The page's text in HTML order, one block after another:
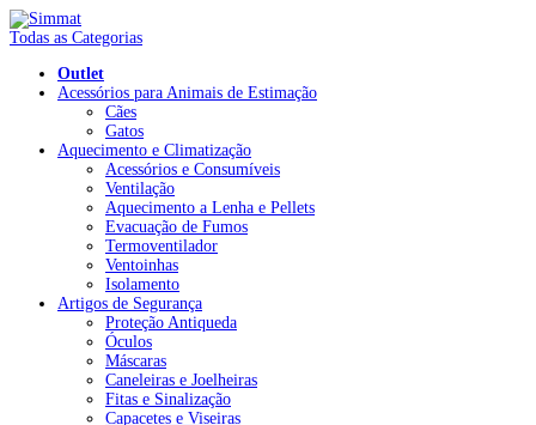
Todas as Categorias
Outlet
Acessórios para Animais de Estimação
Cães
Gatos
Aquecimento e Climatização
Acessórios e Consumíveis
Ventilação
Aquecimento a Lenha e Pellets
Evacuação de Fumos
Termoventilador
Ventoinhas
Isolamento
Artigos de Segurança
Proteção Antiqueda
Óculos
Máscaras
Caneleiras e Joelheiras
Fitas e Sinalização
Capacetes e Viseiras